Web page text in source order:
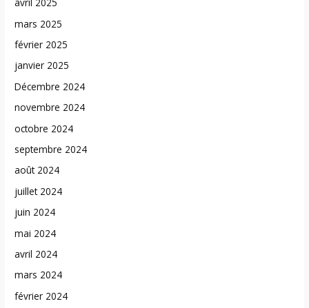
mars 2025
février 2025
janvier 2025
Décembre 2024
novembre 2024
octobre 2024
septembre 2024
août 2024
juillet 2024
juin 2024
mai 2024
avril 2024
mars 2024
février 2024